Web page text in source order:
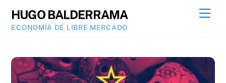
content
HUGO BALDERRAMA
ECONOMÍA DE LIBRE MERCADO